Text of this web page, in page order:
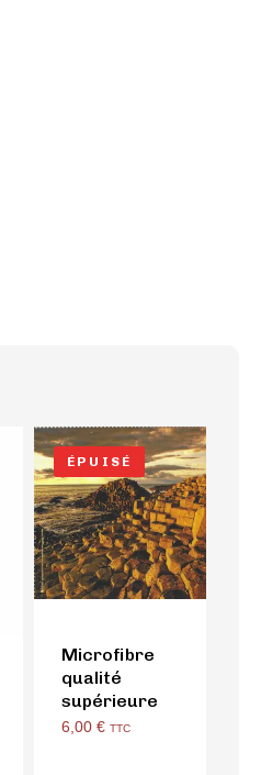
ÉPUISÉ
Microfibre
qualité
supérieure
6,00 € TTC